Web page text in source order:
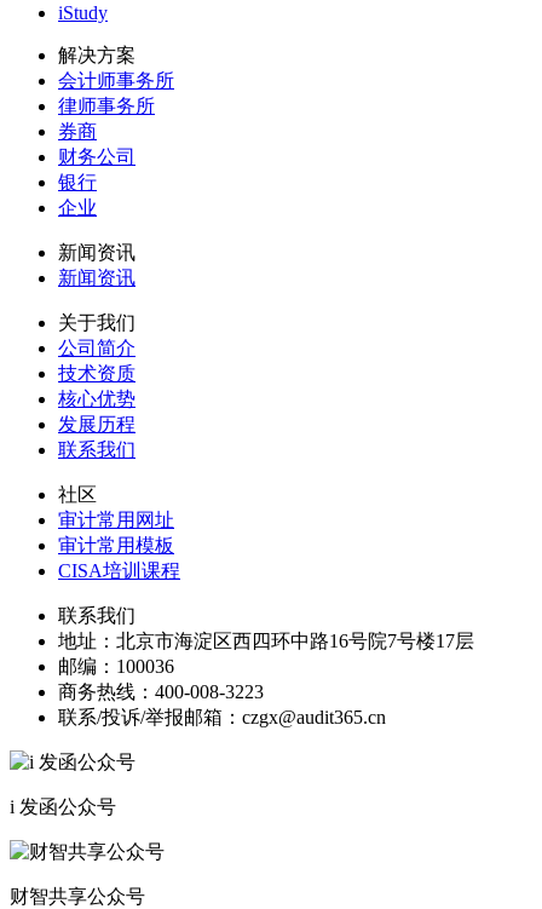
iStudy
解决方案
会计师事务所
律师事务所
券商
财务公司
银行
企业
新闻资讯
新闻资讯
关于我们
公司简介
技术资质
核心优势
发展历程
联系我们
社区
审计常用网址
审计常用模板
CISA培训课程
联系我们
地址： 北京市海淀区西四环中路16号院7号楼17层
邮编： 100036
商务热线： 400-008-3223
联系/投诉/举报邮箱： czgx@audit365.cn
i 发函公众号
财智共享公众号